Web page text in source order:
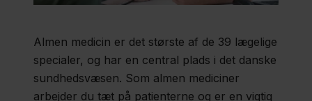
Almen medicin er det største af de 39 lægelige
specialer, og har en central plads i det danske
sundhedsvæsen. Som almen mediciner
arbejder du tæt på patienterne og er en vigtig